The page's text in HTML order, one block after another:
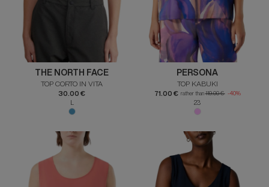
THE NORTH FACE
TOP CORTO IN VITA
30.00 €
L
PERSONA
TOP KABUKI
71.00 € rather than119.00 € -40%
23